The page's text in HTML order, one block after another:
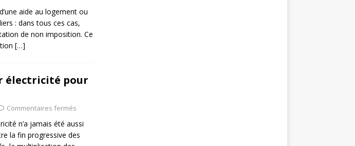
aide au logement ou
: dans tous ces cas,
de non imposition. Ce
[…]
électricité pour
Commentaires fermés
n’a jamais été aussi
la fin progressive des